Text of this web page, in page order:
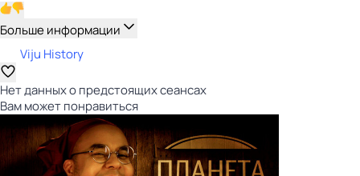
Больше информации
Viju History
Нет данных о предстоящих сеансах
Вам может понравиться